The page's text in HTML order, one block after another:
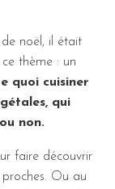
de noël, il était
thème : un
quoi cuisiner
qui
non.
faire découvrir
Ou au